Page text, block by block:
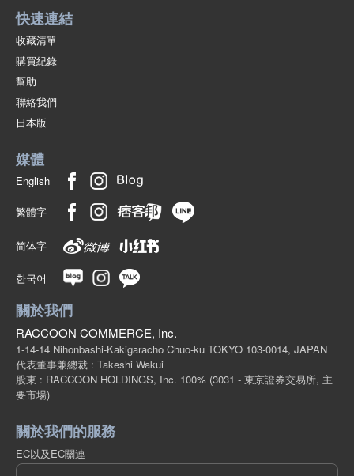
快速連結
收藏清單
購買紀錄
幫助
聯絡我們
日本版
媒體
English
繁體字
简体字
한국어
關於我們
RACCOON COMMERCE, Inc.
1-14-14 Nihonbashi-Kakigaracho Chuo-ku TOKYO 103-0014, JAPAN
代表董事兼總裁 : Takeshi Wakui
股東 : RACCOON HOLDINGS, Inc. 100% (3031 - 東京證券交易所, 主
要市場)
關於我們的服務
EC以及EC關連